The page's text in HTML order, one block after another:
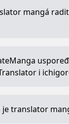
mangá
i
je translator